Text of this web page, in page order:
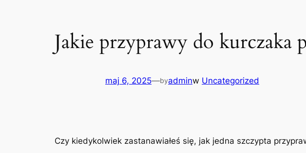
Jakie przyprawy do kurczaka
maj 6, 2025—byadminw Uncategorized
Czy kiedykolwiek zastanawiałeś się, jak jedna szczypta